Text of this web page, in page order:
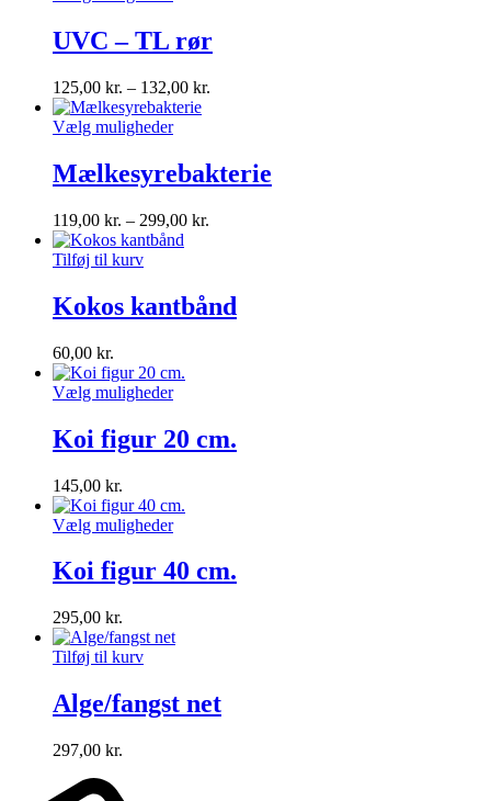
UVC – TL rør
125,00 kr. – 132,00 kr.
Vælg muligheder
Mælkesyrebakterie
119,00 kr. – 299,00 kr.
Tilføj til kurv
Kokos kantbånd
60,00 kr.
Vælg muligheder
Koi figur 20 cm.
145,00 kr.
Vælg muligheder
Koi figur 40 cm.
295,00 kr.
Tilføj til kurv
Alge/fangst net
297,00 kr.